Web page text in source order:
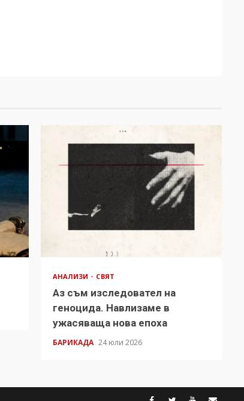
АНАЛИЗИ СВЯТ
Аз съм изследовател на
геноцида. Навлизаме в
ужасяваща нова епоха
БАРИКАДА 24 юли 2026